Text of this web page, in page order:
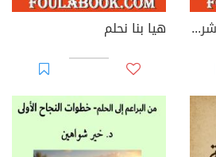
أنا والذكاء الاصطناعي: شراكة جديدة في الكتابة والإبداع هيا بنا نحلم